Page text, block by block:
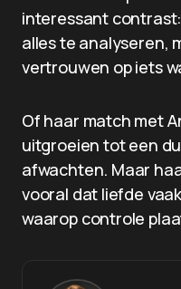
interessant
alles te analyseren,
vertrouwen op iets
Of haar match met
uitgroeien tot een
afwachten. Maar
vooral dat liefde
waarop controle